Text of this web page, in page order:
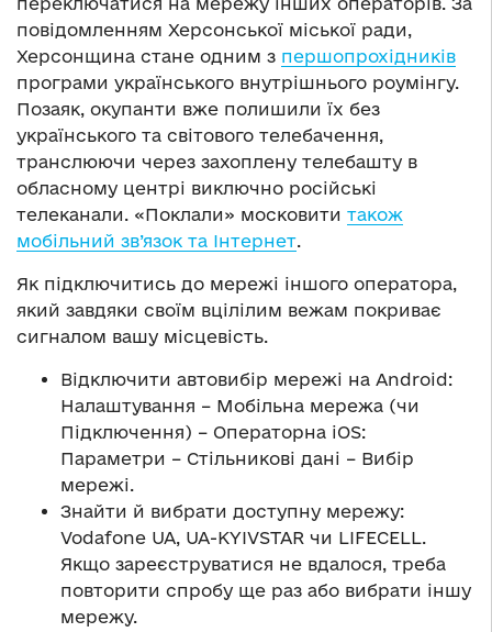
повідомленням Херсонської міської ради,
Херсонщина стане одним з першопрохідників
програми українського внутрішнього роумінгу.
Позаяк, окупанти вже полишили їх без
українського та світового телебачення,
транслюючи через захоплену телебашту в
обласному центрі виключно російські
телеканали. «Поклали» московити також
мобільний зв’язок та Інтернет.
Як підключитись до мережі іншого оператора,
який завдяки своїм вцілілим вежам покриває
сигналом вашу місцевість.
Відключити автовибір мережі на Android:
Налаштування – Мобільна мережа (чи
Підключення) – Операторна iOS:
Параметри – Стільникові дані – Вибір
мережі.
Знайти й вибрати доступну мережу:
Vodafone UA, UA-KYIVSTAR чи LIFECELL.
Якщо зареєструватися не вдалося, треба
повторити спробу ще раз або вибрати іншу
мережу.